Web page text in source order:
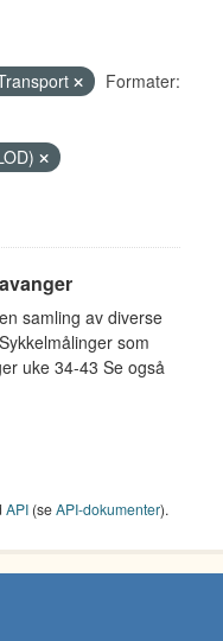
Formater:
samling av diverse
som
uke 34-43 Se også
API (seAPI-dokumenter).